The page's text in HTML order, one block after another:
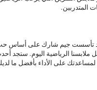
المتدربين.
فقد تأسست جيم شارك على أساس
الرياضية اليوم. ستجد
لمساعدتك على الأداء بأفضل ما